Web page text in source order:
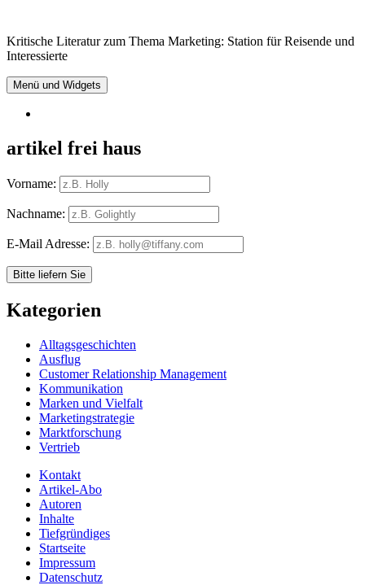
Inhalt
Kritische Literatur zum Thema Marketing: Station für Reisende und
Interessierte
Menü und Widgets
artikel frei haus
Vorname:
Nachname:
E-Mail Adresse:
Kategorien
Alltagsgeschichten
Ausflug
Customer Relationship Management
Kommunikation
Marken und Vielfalt
Marketingstrategie
Marktforschung
Vertrieb
Kontakt
Artikel-Abo
Autoren
Inhalte
Tiefgründiges
Startseite
Impressum
Datenschutz